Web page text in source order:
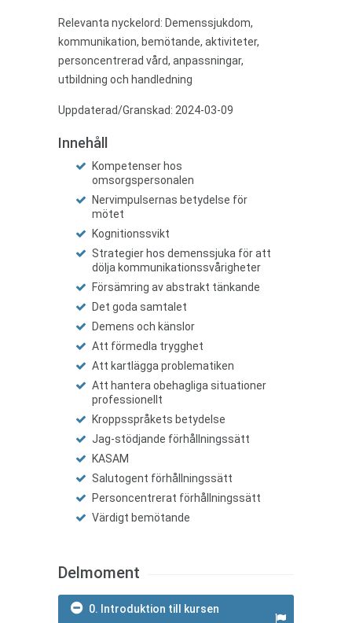
Relevanta nyckelord: Demenssjukdom,
kommunikation, bemötande, aktiviteter,
personcentrerad vård, anpassningar,
utbildning och handledning
Uppdaterad/Granskad: 2024-03-09
Innehåll
Kompetenser hos
omsorgspersonalen
Nervimpulsernas betydelse för
mötet
Kognitionssvikt
Strategier hos demenssjuka för att
dölja kommunikationssvårigheter
Försämring av abstrakt tänkande
Det goda samtalet
Demens och känslor
Att förmedla trygghet
Att kartlägga problematiken
Att hantera obehagliga situationer
professionellt
Kroppsspråkets betydelse
Jag-stödjande förhållningssätt
KASAM
Salutogent förhållningssätt
Personcentrerat förhållningssätt
Värdigt bemötande
Delmoment
0. Introduktion till kursen